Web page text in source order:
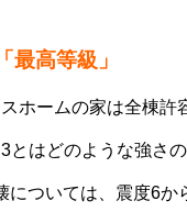
最高等級」
ホームの家は全棟許
とはどのような強さ
については、震度6